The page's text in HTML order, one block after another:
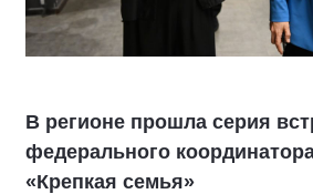
В регионе прошла серия
федерального
«Крепкая семья»